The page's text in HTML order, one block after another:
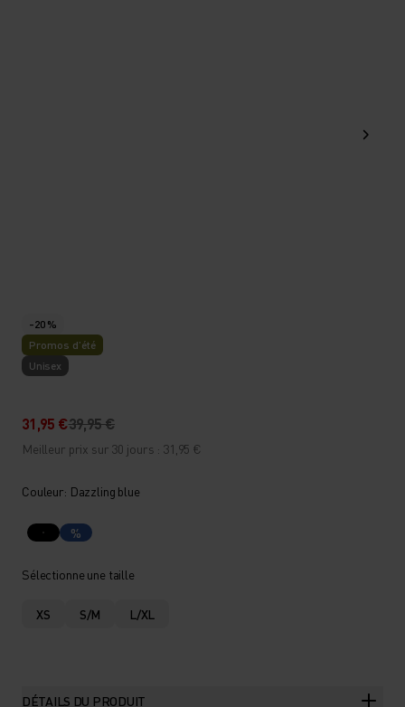
-20 %
Promos d’été
Unisex
31,95 €39,95 €
Meilleur prix sur 30 jours : 31,95 €
Couleur: Dazzling blue
%
Sélectionne une taille
XS S/M L/XL
DÉTAILS DU PRODUIT